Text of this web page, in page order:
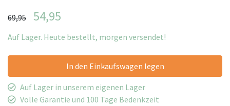
69,95 54,95
Auf Lager. Heute bestellt, morgen versendet!
In den Einkaufswagen legen
Auf Lager in unserem eigenen Lager
Volle Garantie und 100 Tage Bedenkzeit